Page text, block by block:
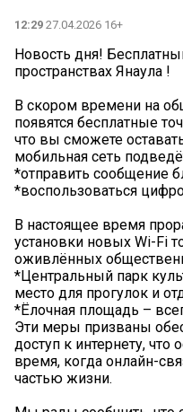
12:29 27.04.2026 16+
Новость дня!
пространствах Янаула !
В скором времени на
появятся бесплатные
что вы сможете
мобильная сеть
*отправить сообщение
*воспользоваться
В настоящее время
установки новых Wi-Fi
оживлённых
*Центральный парк
место для прогулок и
*Ёлочная площадь –
Эти меры призваны
доступ к интернету, что
время, когда онлайн-
частью жизни.